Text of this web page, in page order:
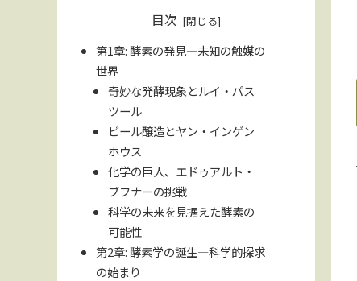
目次
第1章: 酵素の発見—未知の触媒の
世界
奇妙な発酵現象とルイ・パス
ツール
ビール醸造とヤン・インゲン
ホウス
化学の巨人、エドゥアルト・
ブフナーの挑戦
科学の未来を見据えた酵素の
可能性
第2章: 酵素学の誕生—科学的探求
の始まり